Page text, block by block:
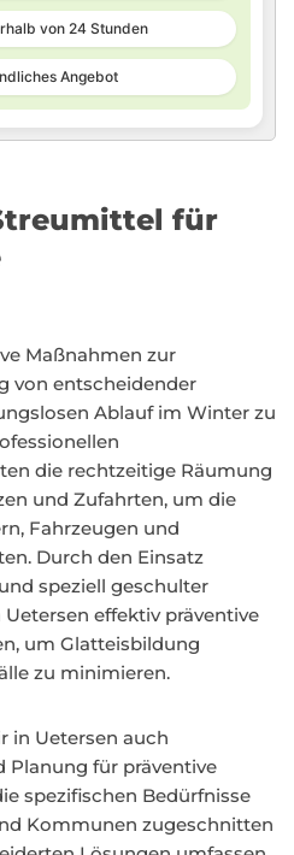
von 24 Stunden
Angebot
für
Maßnahmen zur
von entscheidender
Ablauf im Winter zu
die rechtzeitige Räumung
und Zufahrten, um die
Fahrzeugen und
Durch den Einsatz
speziell geschulter
effektiv präventive
um Glatteisbildung
zu minimieren.
in Uetersen auch
Planung für präventive
spezifischen Bedürfnisse
Kommunen zugeschnitten